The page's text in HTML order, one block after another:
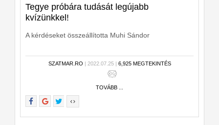
Tegye próbára tudását legújabb
kvízünkkel!
A kérdéseket összeállította Muhi Sándor
SZATMAR.RO | 2022.07.25 | 6,925 MEGTEKINTÉS
TOVÁBB ...